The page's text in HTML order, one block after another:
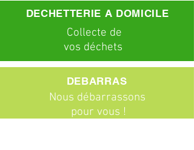
DECHETTERIE A DOMICILE
Collecte de
vos déchets
DEBARRAS
Nous débarrassons
pour vous !